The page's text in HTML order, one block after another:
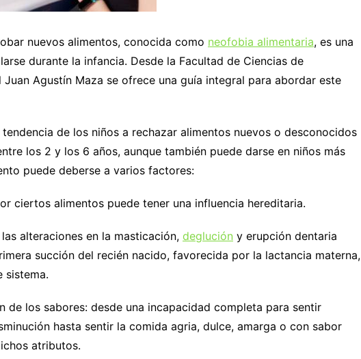
nuevos alimentos, conocida como neofobia alimentaria, es una
durante la infancia. Desde la Facultad de Ciencias de
Juan Agustín Maza se ofrece una guía integral para abordar este
de los niños a rechazar alimentos nuevos o desconocidos
los 2 y los 6 años, aunque también puede darse en niños más
puede deberse a varios factores:
ciertos alimentos puede tener una influencia hereditaria.
las alteraciones en la masticación, deglución y erupción dentaria
succión del recién nacido, favorecida por la lactancia materna,
sistema.
de los sabores: desde una incapacidad completa para sentir
hasta sentir la comida agria, dulce, amarga o con sabor
atributos.